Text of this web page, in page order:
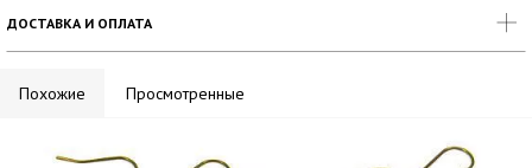
ДОСТАВКА И ОПЛАТА
Похожие Просмотренные